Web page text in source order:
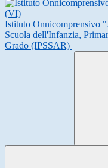
Istituto Onnicomprensivo
Scuola dell'Infanzia,
Grado (IPSSAR)